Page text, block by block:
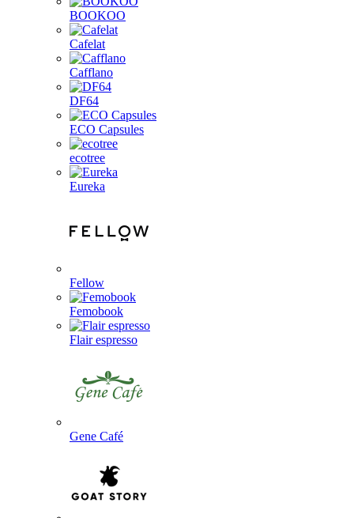
BOOKOO
Cafelat
Cafflano
DF64
ECO Capsules
ecotree
Eureka
Fellow
Femobook
Flair espresso
Gene Café